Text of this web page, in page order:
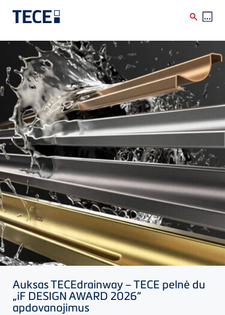
Skip to main content
AuksasTECEdrainway –TECE pelnė du
„iF DESIGN AWARD 2026“
apdovanojimus